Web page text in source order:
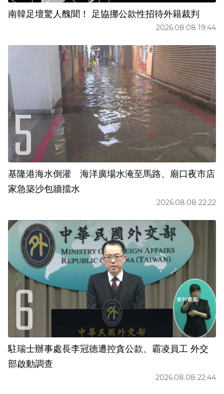
南韓足壇驚人醜聞！ 足協挪公款性招待外籍裁判
2026.08.08 19:44
基隆港海水倒灌 海洋廣場水淹至馬路、廟口夜市店
家急築沙包牆擋水
2026.08.08 22:22
駐瑞士辦事處長李冠德遭控貪公款、霸凌員工 外交
部啟動調查
2026.08.08 22:44